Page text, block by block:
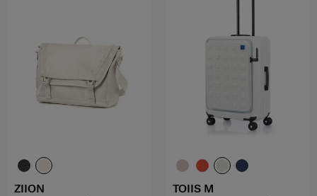
ZIION TOIIS M